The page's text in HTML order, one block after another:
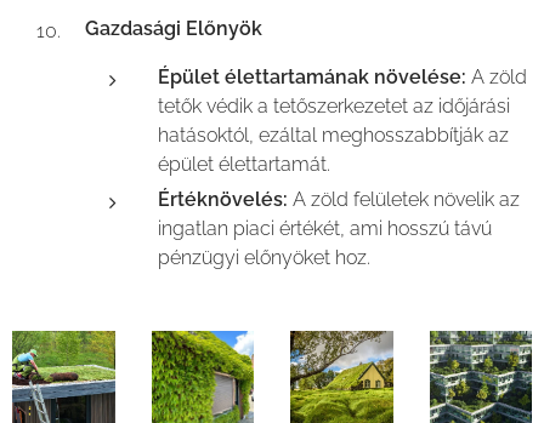
Gazdasági Előnyök
Épület élettartamának növelése: A zöld
tetők védik a tetőszerkezetet az időjárási
hatásoktól, ezáltal meghosszabbítják az
épület élettartamát.
Értéknövelés: A zöld felületek növelik az
ingatlan piaci értékét, ami hosszú távú
pénzügyi előnyöket hoz.